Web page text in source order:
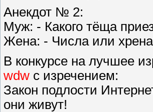
Анекдот № 2:
Муж: - Какого тёща
Жена: - Числа или
В конкурсе на лучшее
wdw с изречением:
Закон подлости
они живут!